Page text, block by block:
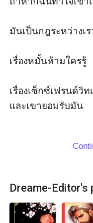
มันเป็นกฎระหว่างเ
เรื่องหมั้นห้ามใครรู้
เรื่องเซ็กซ์เฟรนด์วิ
และเขายอมรับมัน
Dreame-Editor's